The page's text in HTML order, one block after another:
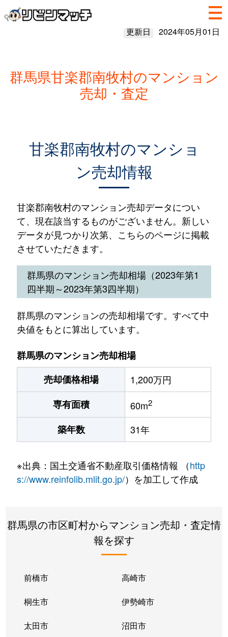
更新日 2024年05月01日
群馬県甘楽郡南牧村のマンション
売却・査定
甘楽郡南牧村のマンショ
ン売却情報
甘楽郡南牧村のマンション売却データについ
て、現在該当するものがございません。新しい
データが見つかり次第、こちらのページに掲載
させていただきます。
群馬県のマンション売却相場（2023年第1
四半期～2023年第3四半期）
群馬県のマンションの売却相場です。すべて中
央値をもとに算出しています。
群馬県のマンション売却相場
売却価格相場
1,200万円
専有面積
60m2
築年数 31年
※出典：国土交通省不動産取引価格情報 （http
s://www.reinfolib.mlit.go.jp/）を加工して作成
群馬県の市区町村からマンション売却・査定情
報を探す
前橋市 高崎市
桐生市 伊勢崎市
太田市 沼田市